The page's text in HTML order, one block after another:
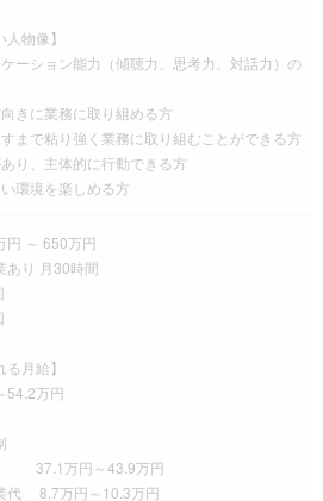
人物像】
ーション能力（傾聴力、思考力、対話力）の
きに業務に取り組める方
まで粘り強く業務に取り組むことができる方
り、主体的に行動できる方
環境を楽しめる方
円 ～ 650万円
あり 月30時間
る月給】
54.2万円
37.1万円～43.9万円
代 8.7万円～10.3万円